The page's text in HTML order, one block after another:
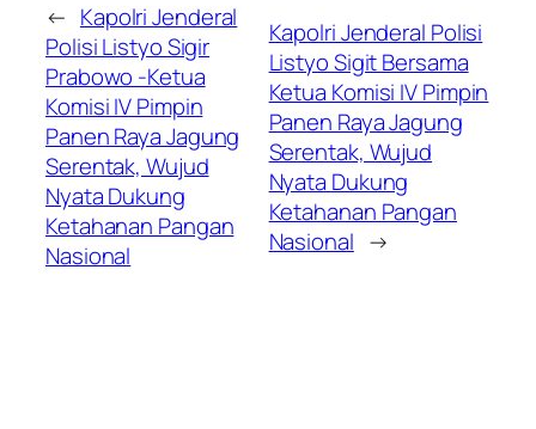
← Kapolri Jenderal
Polisi Listyo Sigir
Prabowo -Ketua
Komisi IV Pimpin
Panen Raya Jagung
Serentak, Wujud
Nyata Dukung
Ketahanan Pangan
Nasional
Kapolri Jenderal Polisi
Listyo Sigit Bersama
Ketua Komisi IV Pimpin
Panen Raya Jagung
Serentak, Wujud
Nyata Dukung
Ketahanan Pangan
Nasional →